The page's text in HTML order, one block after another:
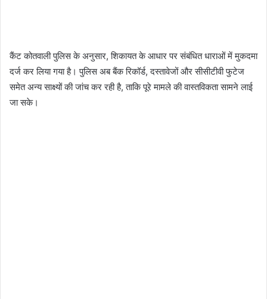
कैंट कोतवाली पुलिस के अनुसार, शिकायत के आधार पर संबंधित धाराओं में मुकदमा
दर्ज कर लिया गया है। पुलिस अब बैंक रिकॉर्ड, दस्तावेजों और सीसीटीवी फुटेज
समेत अन्य साक्ष्यों की जांच कर रही है, ताकि पूरे मामले की वास्तविकता सामने लाई
जा सके।